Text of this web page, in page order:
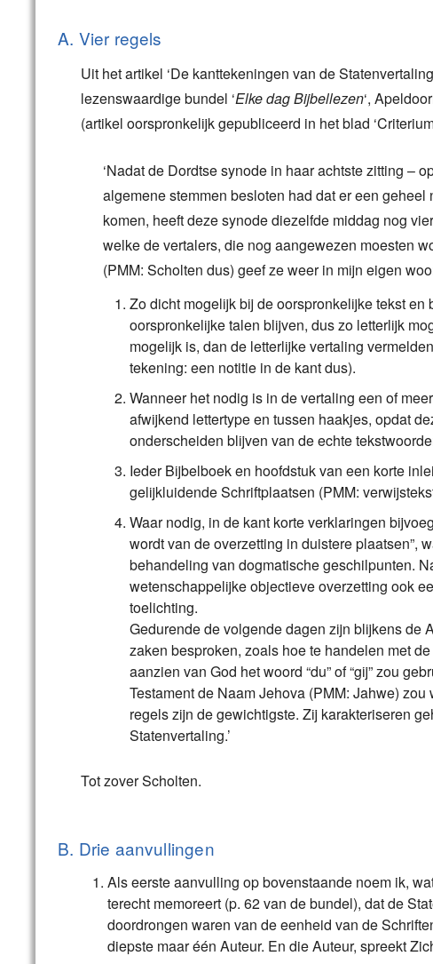
A. Vier regels
Uit het artikel ‘De kanttekeningen van de
lezenswaardige bundel ‘Elke dag Bijbellezen‘,
(artikel oorspronkelijk gepubliceerd in het blad
‘Nadat de Dordtse synode in haar achtste zitting –
algemene stemmen besloten had dat er een
komen, heeft deze synode diezelfde middag nog
welke de vertalers, die nog aangewezen moesten
(PMM: Scholten dus) geef ze weer in mijn eigen
Zo dicht mogelijk bij de oorspronkelijke tekst
oorspronkelijke talen blijven, dus zo letterlijk
mogelijk is, dan de letterlijke vertaling
tekening: een notitie in de kant dus).
Wanneer het nodig is in de vertaling een of
afwijkend lettertype en tussen haakjes, opdat
onderscheiden blijven van de echte
Ieder Bijbelboek en hoofdstuk van een korte
gelijkluidende Schriftplaatsen (PMM:
Waar nodig, in de kant korte verklaringen
wordt van de overzetting in duistere plaatsen”,
behandeling van dogmatische geschilpunten.
wetenschappelijke objectieve overzetting ook
toelichting.
Gedurende de volgende dagen zijn blijkens de
zaken besproken, zoals hoe te handelen met
aanzien van God het woord “du” of “gij” zou
Testament de Naam Jehova (PMM: Jahwe)
regels zijn de gewichtigste. Zij karakteriseren
Statenvertaling.’
Tot zover Scholten.
B. Drie aanvullingen
Als eerste aanvulling op bovenstaande noem ik,
terecht memoreert (p. 62 van de bundel), dat de
doordrongen waren van de eenheid van de
diepste maar één Auteur. En die Auteur, spreekt